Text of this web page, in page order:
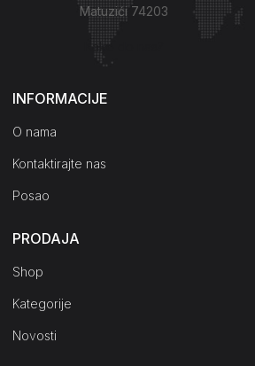
Matuzići 74203
Kako do nas?
INFORMACIJE
O nama
Kontaktirajte nas
Posao
PRODAJA
Shop
Kategorije
Novosti